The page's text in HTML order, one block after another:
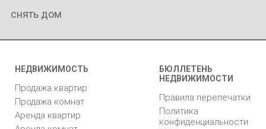
снять дом
НЕДВИЖИМОСТЬ
Продажа квартир
Продажа комнат
Аренда квартир
БЮЛЛЕТЕНЬ
НЕДВИЖИМОСТИ
Правила перепечатки
Политика
конфиденциальности